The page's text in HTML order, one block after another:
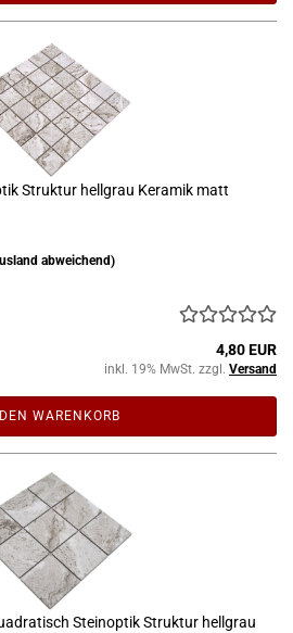
Struktur hellgrau Keramik matt
abweichend)
4,80 EUR
inkl. 19% MwSt. zzgl. Versand
WARENKORB
Steinoptik Struktur hellgrau